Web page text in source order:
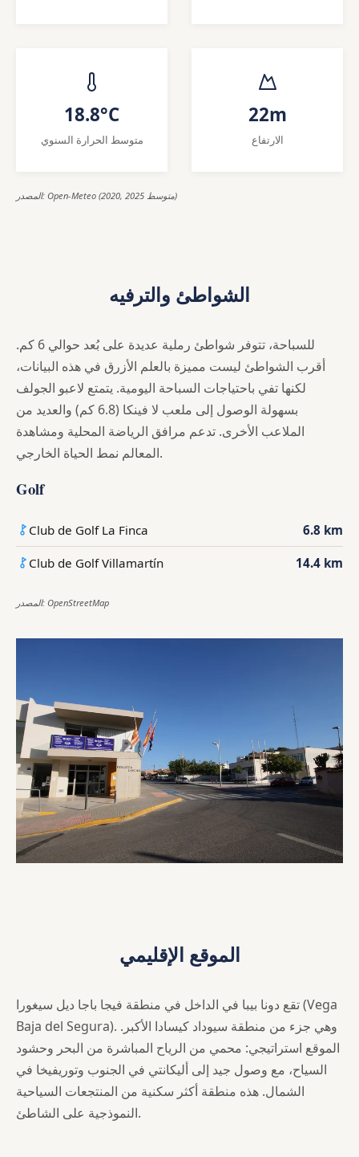
18.8°C
متوسط الحرارة السنوي
22m
الارتفاع
المصدر: Open-Meteo (2020, 2025 متوسط)
الشواطئ والترفيه
للسباحة، تتوفر شواطئ رملية عديدة على بُعد حوالي 6 كم.
أقرب الشواطئ ليست مميزة بالعلم الأزرق في هذه البيانات،
لكنها تفي باحتياجات السباحة اليومية. يتمتع لاعبو الجولف
بسهولة الوصول إلى ملعب لا فينكا (6.8 كم) والعديد من
الملاعب الأخرى. تدعم مرافق الرياضة المحلية ومشاهدة
المعالم نمط الحياة الخارجي.
Golf
Club de Golf La Finca 6.8 km
Club de Golf Villamartín 14.4 km
المصدر: OpenStreetMap
الموقع الإقليمي
تقع دونا بيبا في الداخل في منطقة فيجا باجا ديل سيغورا (Vega
Baja del Segura). وهي جزء من منطقة سيوداد كيسادا الأكبر.
الموقع استراتيجي: محمي من الرياح المباشرة من البحر وحشود
السياح، مع وصول جيد إلى أليكانتي في الجنوب وتوريفيخا في
الشمال. هذه منطقة أكثر سكنية من المنتجعات السياحية
النموذجية على الشاطئ.